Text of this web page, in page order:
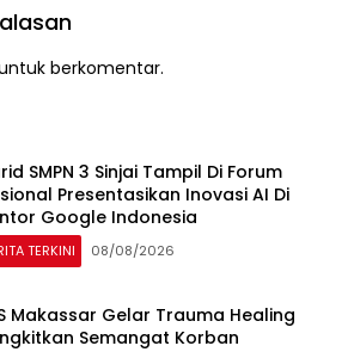
berkomentar.
SMPN 3 Sinjai Tampil Di Forum
Presentasikan Inovasi AI Di
Google Indonesia
TERKINI 08/08/2026
Makassar Gelar Trauma Healing
Semangat Korban